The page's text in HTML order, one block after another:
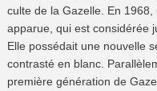
culte de la Gazelle. En
apparue, qui est considérée
Elle possédait une nouvelle
contrasté en blanc.
première génération de